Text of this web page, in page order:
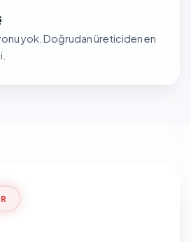
yok. Doğrudan üreticiden en